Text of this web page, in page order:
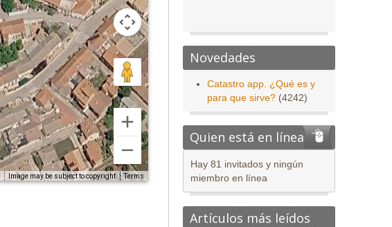
Image may be subject to copyright Terms
Novedades
Catastro app. ¿Qué es y
para que sirve? (4242)
Quien está en línea
Hay 81 invitados y ningún
miembro en línea
Artículos más leídos